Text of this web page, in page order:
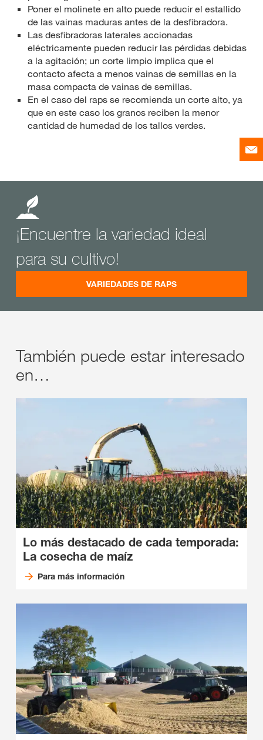
Poner el molinete en alto puede reducir el estallido
de las vainas maduras antes de la desfibradora.
Las desfibradoras laterales accionadas
eléctricamente pueden reducir las pérdidas debidas
a la agitación; un corte limpio implica que el
contacto afecta a menos vainas de semillas en la
masa compacta de vainas de semillas.
En el caso del raps se recomienda un corte alto, ya
que en este caso los granos reciben la menor
cantidad de humedad de los tallos verdes.
¡Encuentre la variedad ideal
para su cultivo!
VARIEDADES DE RAPS
También puede estar interesado
en…
Lo más destacado de cada temporada:
La cosecha de maíz
Para más información